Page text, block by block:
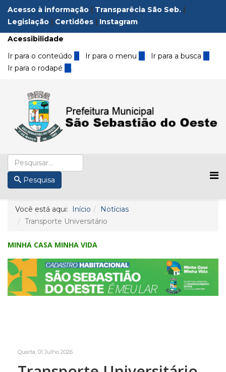
Acesso à informação | Transparêcia São Seb. |
Legislação | Certidões | Instagram
Acessibilidade
Ir para o conteúdo 1 Ir para o menu 2 Ir para a busca3
Ir para o rodapé 4 .
Pesquisa
Você está aqui: Início
Notícias
Transporte Universitário
MINHA CASA MINHA VIDA
Quarta, 01 Julho 2026